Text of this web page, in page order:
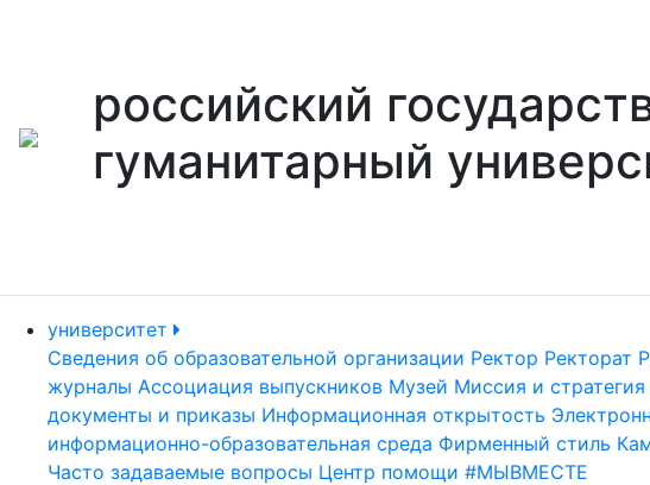
российский
гуманитарный
университет
Сведения об образовательной организации Ректор Ректорат
журналы Ассоциация выпускников Музей Миссия и стратегия
документы и приказы Информационная открытость
информационно-образовательная среда Фирменный стиль
Часто задаваемые вопросы Центр помощи #МЫВМЕСТЕ